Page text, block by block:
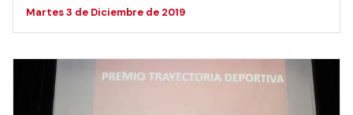
Martes 3 de Diciembre de 2019